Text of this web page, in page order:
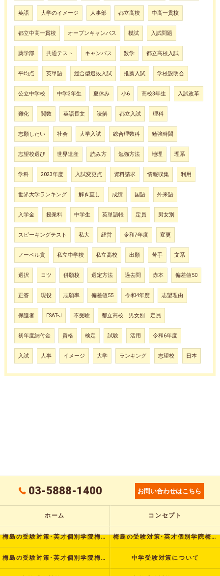
英語 大学のイメージ 人事部 都立高校 中高一貫校
都立中高一貫校 オープンキャンパス 模試 入試問題
薬学部 共通テスト キャンパス 数学 都立高校入試
平均点 英単語 総合型選抜入試 推薦入試 学校説明会
公立中学校 中学3年生 夏休み 小6 高校3年生 入試改革
難化 関数 英語長文 読解 都立入試 理科
志願したい 社会 大学入試 総合理数科 勉強時間
志望校選び 世界遺産 読み方 勉強方法 地理 理系
学科 2023年度 入試変更点 資料請求 情報収集 利用
世界大学ランキング 解き直し 成績 国語 外来語
入学金 授業料 中学生 英単語帳 定員 男女別
スピーキングテスト 私大 経営 令和7年度 変更
ノーベル賞 私立中学校 私立高校 出願 苦手 文系
選択 コツ 併願校 選定方法 過去問 赤本 偏差値50
正答 現役 志願率 偏差値55 令和4年度 志望理由
保護者 ESAT-J 不受験 都立高校 男女別 定員
初年度納付金 資格 検定 試験 活用 令和6年度
入試 人事 イメージ 大学 ランキング 志望校 日本
03-5888-1400 お問い合わせはこちら
ホーム コンセプト
梅島の受験対策･英才個別学院梅島校の口コミ情報 梅島の受験対策･英才個別学院梅島校の評判
梅島の受験対策･英才個別学院梅島校のお客様の声 中学受験対策について